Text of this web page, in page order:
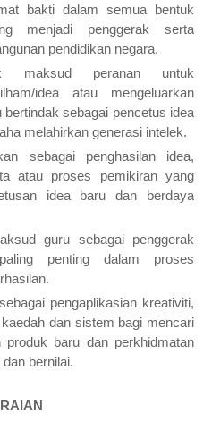
bakti dalam semua bentuk
menjadi penggerak serta
pendidikan negara.
maksud peranan untuk
idea atau mengeluarkan
sebagai pencetus idea
melahirkan generasi intelek.
sebagai penghasilan idea,
atau proses pemikiran yang
idea baru dan berdaya
guru sebagai penggerak
penting dalam proses
pengaplikasian kreativiti,
dan sistem bagi mencari
produk baru dan perkhidmatan
bernilai.